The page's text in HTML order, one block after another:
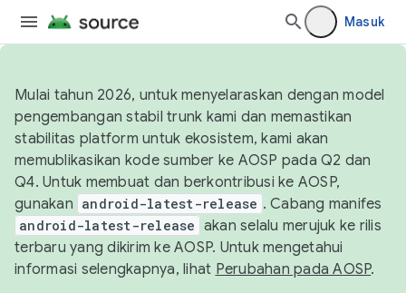
Masuk
Mulai tahun 2026, untuk menyelaraskan dengan model
pengembangan stabil trunk kami dan memastikan
stabilitas platform untuk ekosistem, kami akan
memublikasikan kode sumber ke AOSP pada Q2 dan
Q4. Untuk membuat dan berkontribusi ke AOSP,
gunakan android-latest-release . Cabang manifes
android-latest-release akan selalu merujuk ke rilis
terbaru yang dikirim ke AOSP. Untuk mengetahui
informasi selengkapnya, lihat Perubahan pada AOSP.